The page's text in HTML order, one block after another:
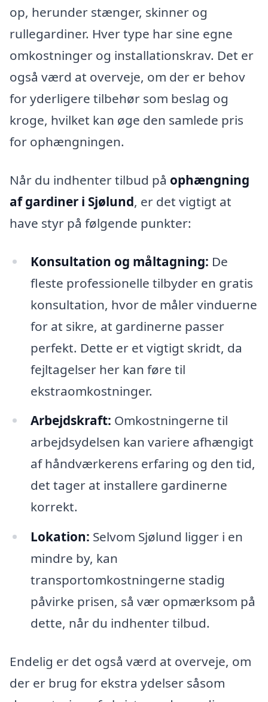
op, herunder stænger, skinner og
rullegardiner. Hver type har sine egne
omkostninger og installationskrav. Det er
også værd at overveje, om der er behov
for yderligere tilbehør som beslag og
kroge, hvilket kan øge den samlede pris
for ophængningen.
Når du indhenter tilbud på ophængning
af gardiner i Sjølund, er det vigtigt at
have styr på følgende punkter:
Konsultation og måltagning: De
fleste professionelle tilbyder en gratis
konsultation, hvor de måler vinduerne
for at sikre, at gardinerne passer
perfekt. Dette er et vigtigt skridt, da
fejltagelser her kan føre til
ekstraomkostninger.
Arbejdskraft: Omkostningerne til
arbejdsydelsen kan variere afhængigt
af håndværkerens erfaring og den tid,
det tager at installere gardinerne
korrekt.
Lokation: Selvom Sjølund ligger i en
mindre by, kan
transportomkostningerne stadig
påvirke prisen, så vær opmærksom på
dette, når du indhenter tilbud.
Endelig er det også værd at overveje, om
der er brug for ekstra ydelser såsom